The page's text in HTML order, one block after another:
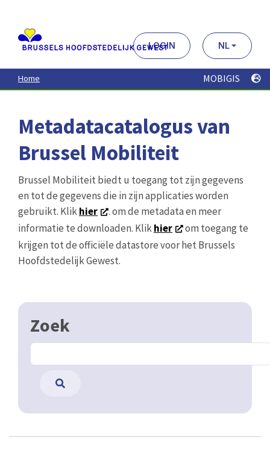
contenu
principal
LOGIN NL
Home MOBIGIS
Metadatacatalogus van
Brussel Mobiliteit
Brussel Mobiliteit biedt u toegang tot zijn gegevens
en tot de gegevens die in zijn applicaties worden
gebruikt. Klikhier
. om de metadata en meer
informatie te downloaden. Klikhier
om toegang te
krijgen tot de officiële datastore voor het Brussels
Hoofdstedelijk Gewest.
Zoek